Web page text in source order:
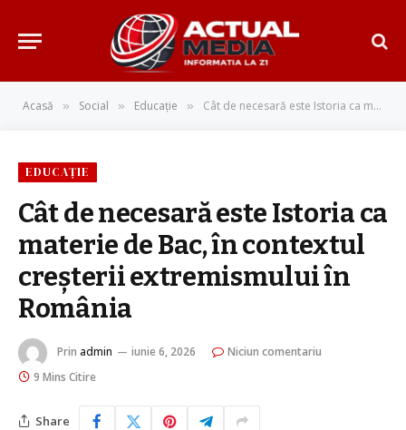
Acasă » Social » Educație » Cât de necesară este Istoria ca materie de Bac, în contextul creșterii extremismului în România
EDUCAȚIE
Cât de necesară este Istoria ca
materie de Bac, în contextul
creșterii extremismului în
România
Prin admin iunie 6, 2026
Niciun comentariu
9 Mins Citire
Share